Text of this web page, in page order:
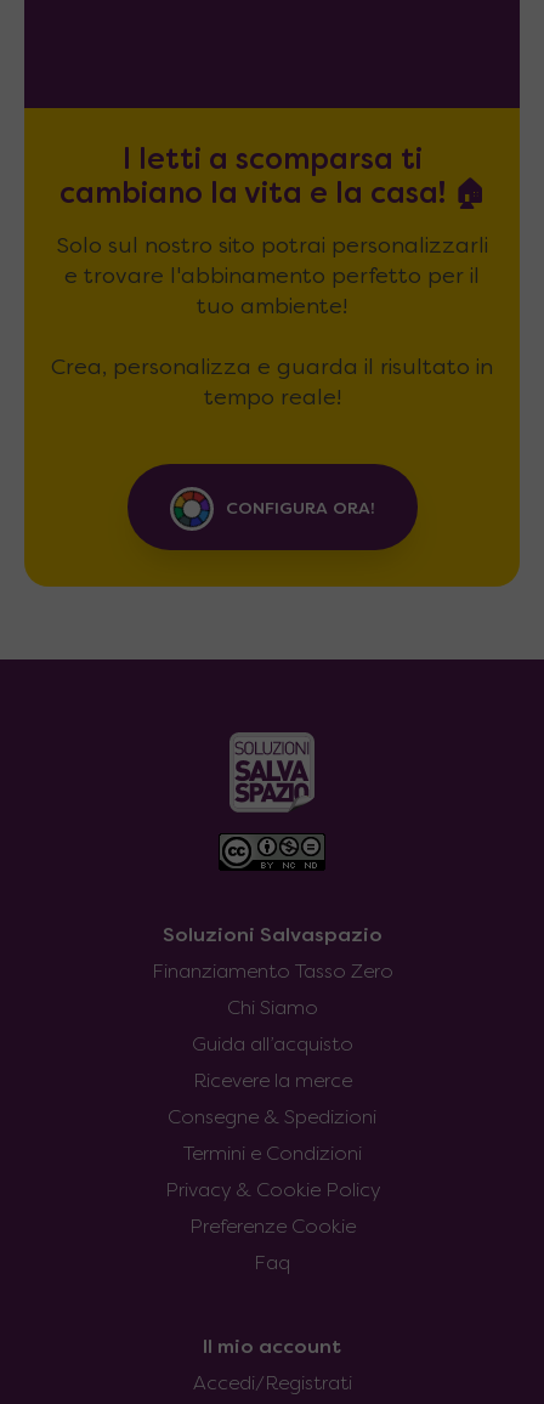
I letti a scomparsa ti
cambiano la vita e la casa! 🏠
Solo sul nostro sito potrai personalizzarli
e trovare l'abbinamento perfetto per il
tuo ambiente!
Crea, personalizza e guarda il risultato in
tempo reale!
CONFIGURA ORA!
Soluzioni Salvaspazio
Finanziamento Tasso Zero
Chi Siamo
Guida all’acquisto
Ricevere la merce
Consegne & Spedizioni
Termini e Condizioni
Privacy & Cookie Policy
Preferenze Cookie
Faq
Il mio account
Accedi/Registrati